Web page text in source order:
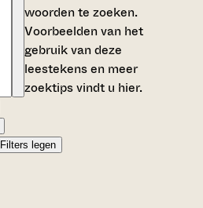
woorden te zoeken.
Voorbeelden van het
gebruik van deze
leestekens en meer
zoektips vindt u hier.
Filters legen